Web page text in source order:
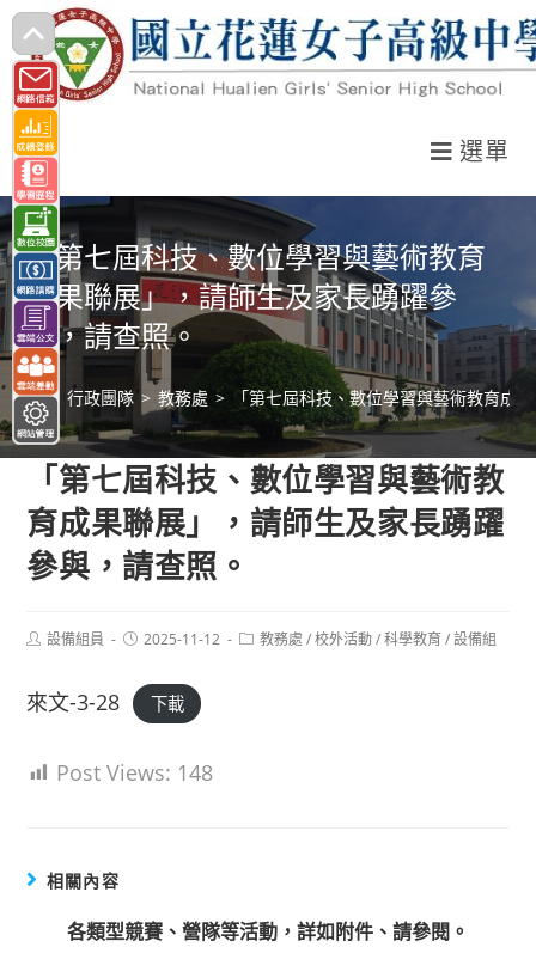
跳
轉
至
主
要
內
容
選單
「第七屆科技、數位學習與藝術教育
成果聯展」，請師生及家長踴躍參
與，請查照。
> 行政團隊 > 教務處 > 「第七屆科技、數位學習與藝術教育成
「第七屆科技、數位學習與藝術教
育成果聯展」，請師生及家長踴躍
參與，請查照。
Post設備組員
Post2025-11-12
Post教務處 / 校外活動 / 科學教育 / 設備組
來文-3-28 下載
Post Views: 148
相關內容
各類型競賽、營隊等活動，詳如附件、請參閱。